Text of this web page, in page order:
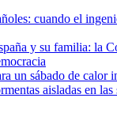
cuando el
y su familia: la
un sábado de calor
aisladas en